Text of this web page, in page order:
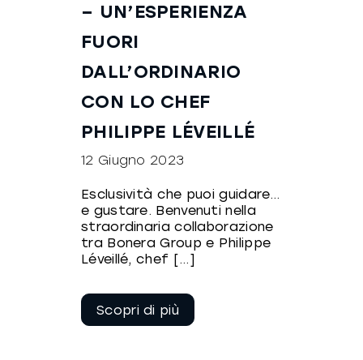
– UN’ESPERIENZA
FUORI
DALL’ORDINARIO
CON LO CHEF
PHILIPPE LÉVEILLÉ
12 Giugno 2023
Esclusività che puoi guidare…
e gustare. Benvenuti nella
straordinaria collaborazione
tra Bonera Group e Philippe
Léveillé, chef [...]
leggere